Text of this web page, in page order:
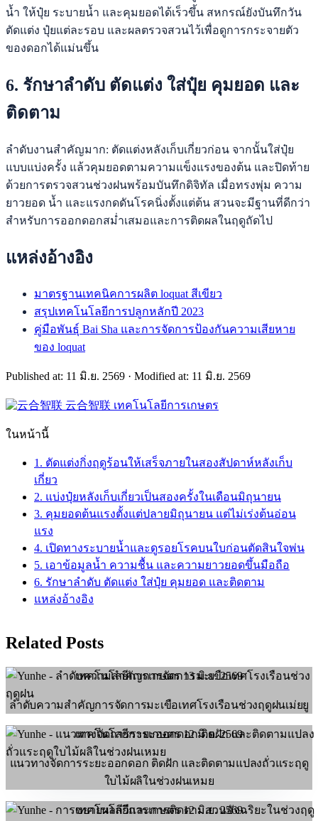
น้ำ ให้ปุ๋ย ระบายน้ำ และคุมยอดได้เร็วขึ้น สหกรณ์ยังบันทึกวัน
ตัดแต่ง ปุ๋ยแต่ละรอบ และผลตรวจสวนไว้เพื่อดูการกระจายตัว
ของดอกได้แม่นขึ้น
6. รักษาลำดับ ตัดแต่ง ใส่ปุ๋ย คุมยอด และ
ติดตาม
ลำดับงานสำคัญมาก: ตัดแต่งหลังเก็บเกี่ยวก่อน จากนั้นใส่ปุ๋ย
แบบแบ่งครั้ง แล้วคุมยอดตามความแข็งแรงของต้น และปิดท้าย
ด้วยการตรวจสวนช่วงฝนพร้อมบันทึกดิจิทัล เมื่อทรงพุ่ม ความ
ยาวยอด น้ำ และแรงกดดันโรคนิ่งตั้งแต่ต้น สวนจะมีฐานที่ดีกว่า
สำหรับการออกดอกสม่ำเสมอและการติดผลในฤดูถัดไป
แหล่งอ้างอิง
มาตรฐานเทคนิคการผลิต loquat สีเขียว
สรุปเทคโนโลยีการปลูกหลักปี 2023
คู่มือพันธุ์ Bai Sha และการจัดการป้องกันความเสียหาย
ของ loquat
Published at: 11 มิ.ย. 2569 · Modified at: 11 มิ.ย. 2569
云合智联 เทคโนโลยีการเกษตร
ในหน้านี้
1. ตัดแต่งกิ่งฤดูร้อนให้เสร็จภายในสองสัปดาห์หลังเก็บ
เกี่ยว
2. แบ่งปุ๋ยหลังเก็บเกี่ยวเป็นสองครั้งในเดือนมิถุนายน
3. คุมยอดต้นแรงตั้งแต่ปลายมิถุนายน แต่ไม่เร่งต้นอ่อน
แรง
4. เปิดทางระบายน้ำและดูรอยโรคบนใบก่อนตัดสินใจพ่น
5. เอาข้อมูลน้ำ ความชื้น และความยาวยอดขึ้นมือถือ
6. รักษาลำดับ ตัดแต่ง ใส่ปุ๋ย คุมยอด และติดตาม
แหล่งอ้างอิง
Related Posts
เทคโนโลยีการเกษตร 13 มิ.ย. 2569
ลำดับความสำคัญการจัดการมะเขือเทศโรงเรือนช่วงฤดูฝนเม่ยยู
เทคโนโลยีการเกษตร 12 มิ.ย. 2569
แนวทางจัดการระยะออกดอก ติดฝัก และติดตามแปลงถั่วแระฤดู
ใบไม้ผลิในช่วงฝนเหมย
เทคโนโลยีการเกษตร 12 มิ.ย. 2569